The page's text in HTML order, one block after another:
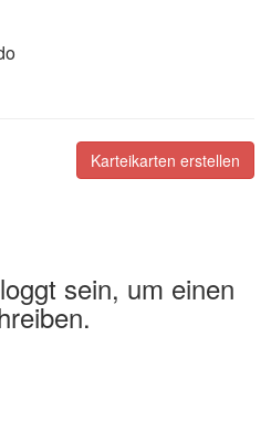
Karteikarten erstellen
sein, um einen